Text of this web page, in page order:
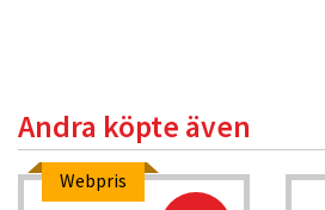
Andra köpte även
Webpris